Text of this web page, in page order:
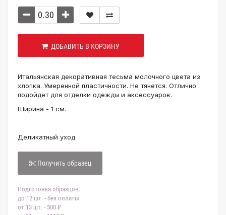
ДОБАВИТЬ В КОРЗИНУ
Итальянская декоративная тесьма молочного цвета из
хлопка. Умеренной пластичности. Не тянется. Отлично
подойдет для отделки одежды и аксессуаров.
Ширина - 1 см.
Деликатный уход.
Получить образец
Подготовка образцов:
до 12 шт. - без оплаты
от 13 шт. - 500 ₽